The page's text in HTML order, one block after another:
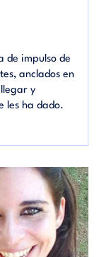
de impulso de
anclados en
y
les ha dado.